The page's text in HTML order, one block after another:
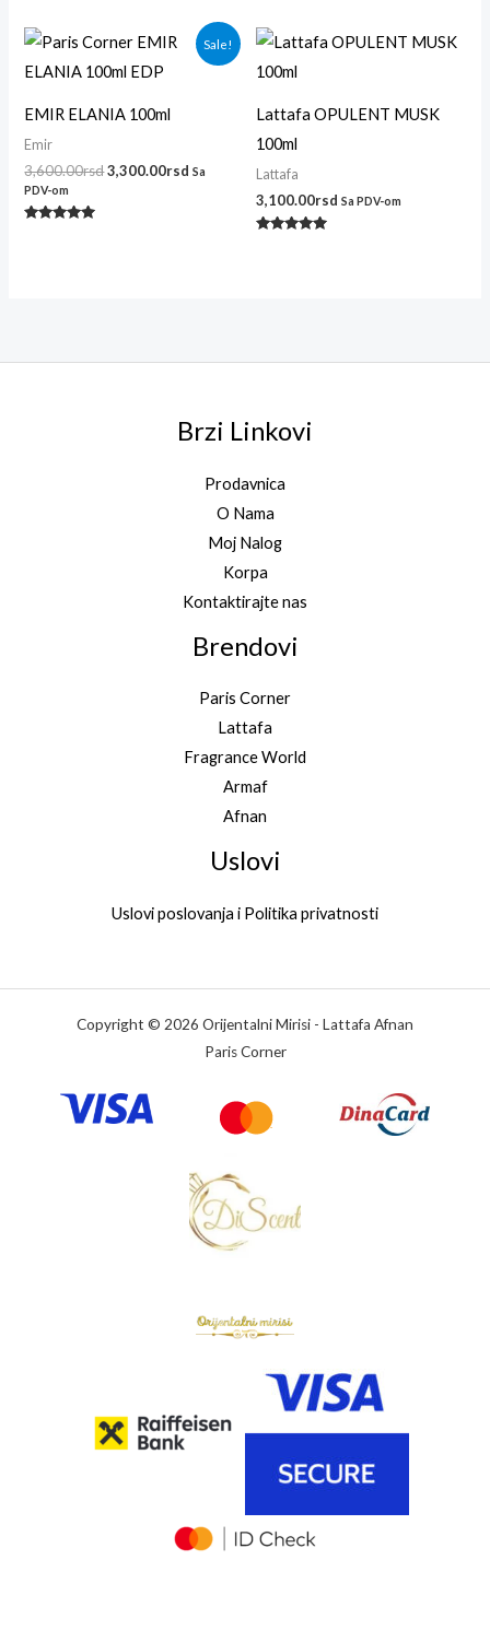
od 5
Sale!
EMIR ELANIA 100ml
Emir
3,600.00rsd
Originalna
cena
je
3,600.00rsd.
3,300.00rsd
Trenutna
cena
Sa
PDV-om
Lattafa OPULENT MUSK
100ml
Lattafa
3,100.00rsd Sa PDV-om
Brzi Linkovi
Prodavnica
O Nama
Moj Nalog
Korpa
Kontaktirajte nas
Brendovi
Paris Corner
Lattafa
Fragrance World
Armaf
Afnan
Uslovi
Uslovi poslovanja i Politika privatnosti
Copyright © 2026 Orijentalni Mirisi - Lattafa Afnan
Paris Corner